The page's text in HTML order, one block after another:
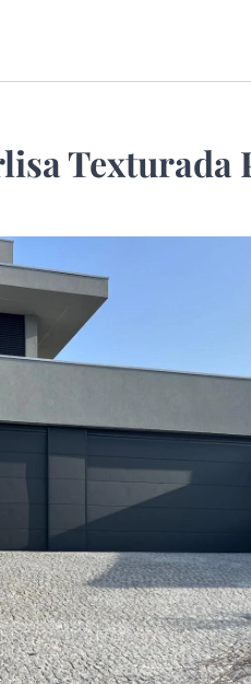
Texturada